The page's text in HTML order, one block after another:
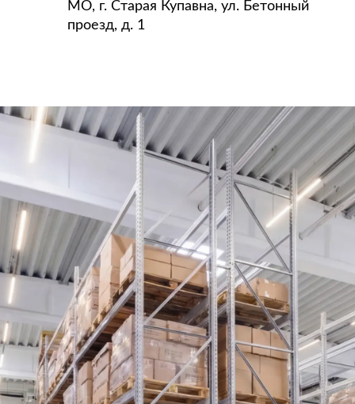
МО, г. Старая Купавна, ул. Бетонный
проезд, д. 1